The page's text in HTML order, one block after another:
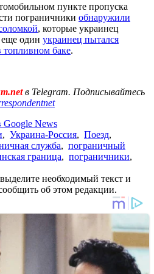
пункте пропуска
пограничники обнаружили
, которые украинец
еще один украинец пытался
топливном баке.
в Telegram. Подписывайтесь
Google News
, Украина-Россия, Поезд,
служба, пограничный
граница, пограничники,
необходимый текст и
об этом редакции.